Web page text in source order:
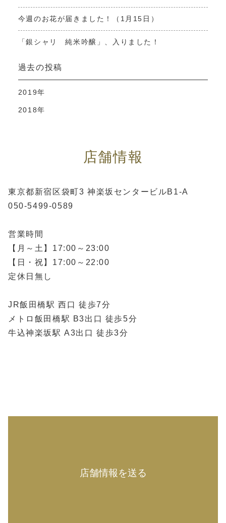
今週のお花が届きました！（1月15日）
「銀シャリ 純米吟醸」、入りました！
過去の投稿
2019年
2018年
店舗情報
東京都新宿区袋町3 神楽坂センタービルB1-A
050-5499-0589
営業時間
【月～土】17:00～23:00
【日・祝】17:00～22:00
定休日無し
JR飯田橋駅 西口 徒歩7分
メトロ飯田橋駅 B3出口 徒歩5分
牛込神楽坂駅 A3出口 徒歩3分
店舗情報を送る